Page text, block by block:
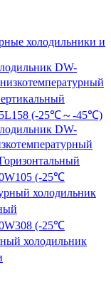
холодильники и
DW-
(-25℃～-45℃)
DW-
(-25℃
холодильник
(-25℃
холодильник